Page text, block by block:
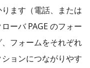
ます（電話、または
ーバ PAGE のフォー
フォームをそれぞれ
ョンにつながりやす